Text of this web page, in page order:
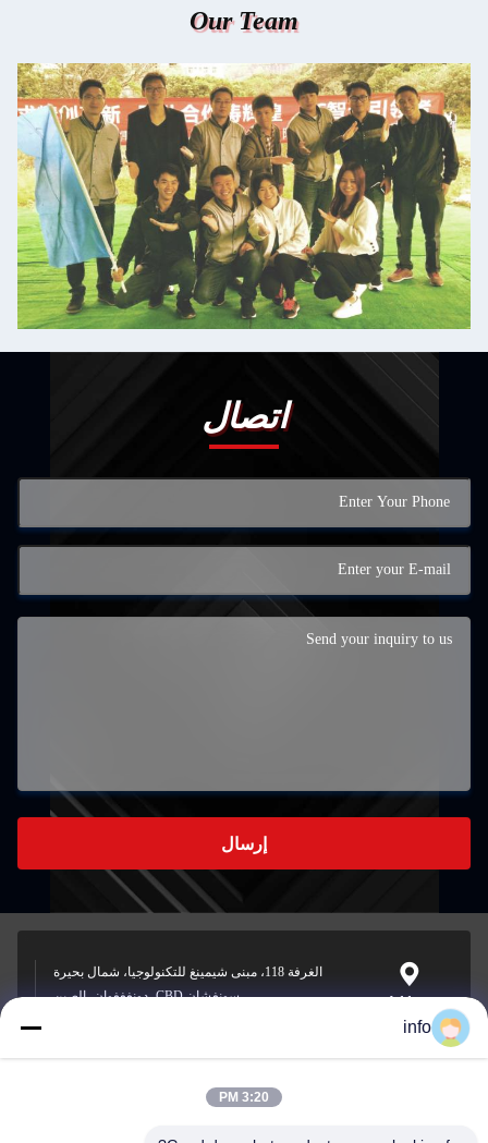
Our Team
اتصال
إرسال
Address
الغرفة 118، مبنى شيمينغ للتكنولوجيا، شمال بحيرة
سونغشان CBD، دونغغغوان، الصين
info@gdpowerplus.com
info
3:20 PM